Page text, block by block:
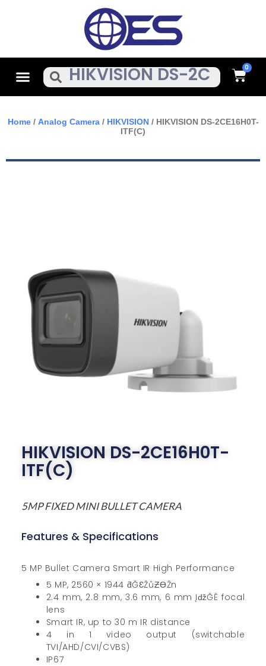
MenuSearch Cart
Home/ Analog Camera/ HIKVISION/ HIKVISION DS-2CE16H0T-
ITF(C)
HIKVISION DS-2CE16H0T-
ITF(C)
5MP FIXED MINI BULLET CAMERA
Features & Specifications
5 MP Bullet Camera Smart IR High Performance
5 MP, 2560 × 1944 ƌĞƐŽůƵƟŽn
2.4 mm, 2.8 mm, 3.6 mm, 6 mm ĮǆĞĚ focal
lens
Smart IR, up to 30 m IR distance
4 in 1 video output (switchable
TVI/AHD/CVI/CVBS)
IP67